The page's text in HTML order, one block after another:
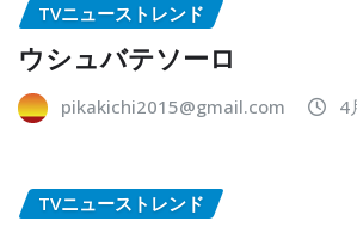
TVニューストレンド
ウシュバテソーロ
pikakichi2015@gmail.com 4
TVニューストレンド